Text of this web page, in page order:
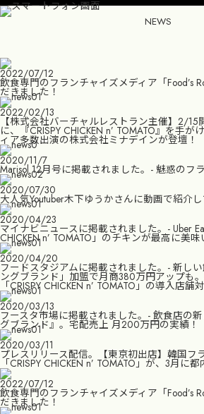
NEWS
2022/07/12
飲食専門のフランチャイズメディア「Food’s
だきました！
2022/02/13
【株式会社バーチャルレストラン主催】2/
に、『CRISPY CHICKEN n’ TOMATO』を手が
ィア多数出演の株式会社ミナデインが登壇！
2020/11/7
Marisol 12月号に掲載されました。- 魅惑のフ
2020/07/30
大人気Youtuber木下ゆうかさんに動画で紹介
2020/04/23
マイナビニュースに掲載されました。- Uber
CHICKEN n’ TOMATO」のチキンが最高に美味
2020/04/20
フードスタジアムに掲載されました。- 新し
ングブランド」加盟で月商380万円アップも
「CRISPY CHICKEN n’ TOMATO」の導入店舗
2020/03/13
フースタ市場に掲載されました。- 飲食店の
グブランド』。宅配売上 月200万円の実績！
2020/03/11
プレスリリース配信。【東京初出店】韓国フ
「CRISPY CHICKEN n’ TOMATO」が、3月に
2022/07/12
飲食専門のフランチャイズメディア「Food’s
だきました！